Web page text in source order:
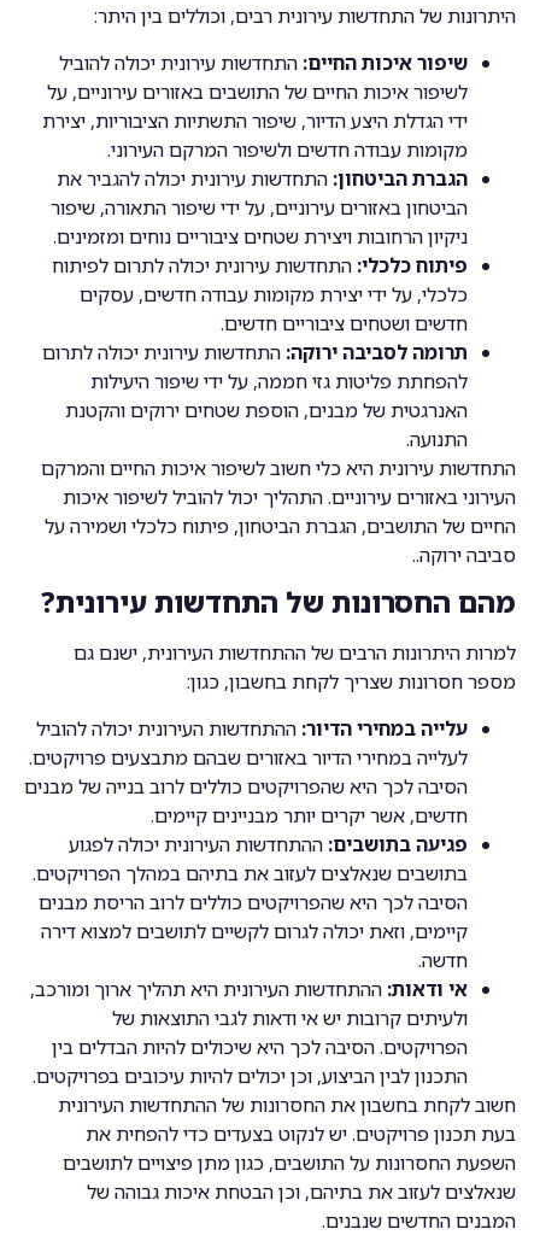
היתרונות של התחדשות עירונית רבים, וכוללים בין היתר:
שיפור איכות החיים: התחדשות עירונית יכולה להוביל
לשיפור איכות החיים של התושבים באזורים עירוניים, על
ידי הגדלת היצע הדיור, שיפור התשתיות הציבוריות, יצירת
מקומות עבודה חדשים ולשיפור המרקם העירוני.
הגברת הביטחון: התחדשות עירונית יכולה להגביר את
הביטחון באזורים עירוניים, על ידי שיפור התאורה, שיפור
ניקיון הרחובות ויצירת שטחים ציבוריים נוחים ומזמינים.
פיתוח כלכלי: התחדשות עירונית יכולה לתרום לפיתוח
כלכלי, על ידי יצירת מקומות עבודה חדשים, עסקים
חדשים ושטחים ציבוריים חדשים.
תרומה לסביבה ירוקה: התחדשות עירונית יכולה לתרום
להפחתת פליטות גזי חממה, על ידי שיפור היעילות
האנרגטית של מבנים, הוספת שטחים ירוקים והקטנת
התנועה.
התחדשות עירונית היא כלי חשוב לשיפור איכות החיים והמרקם
העירוני באזורים עירוניים. התהליך יכול להוביל לשיפור איכות
החיים של התושבים, הגברת הביטחון, פיתוח כלכלי ושמירה על
סביבה ירוקה..
מהם החסרונות של התחדשות עירונית?
למרות היתרונות הרבים של ההתחדשות העירונית, ישנם גם
מספר חסרונות שצריך לקחת בחשבון, כגון:
עלייה במחירי הדיור: ההתחדשות העירונית יכולה להוביל
לעלייה במחירי הדיור באזורים שבהם מתבצעים פרויקטים.
הסיבה לכך היא שהפרויקטים כוללים לרוב בנייה של מבנים
חדשים, אשר יקרים יותר מבניינים קיימים.
פגיעה בתושבים: ההתחדשות העירונית יכולה לפגוע
בתושבים שנאלצים לעזוב את בתיהם במהלך הפרויקטים.
הסיבה לכך היא שהפרויקטים כוללים לרוב הריסת מבנים
קיימים, וזאת יכולה לגרום לקשיים לתושבים למצוא דירה
חדשה.
אי ודאות: ההתחדשות העירונית היא תהליך ארוך ומורכב,
ולעיתים קרובות יש אי ודאות לגבי התוצאות של
הפרויקטים. הסיבה לכך היא שיכולים להיות הבדלים בין
התכנון לבין הביצוע, וכן יכולים להיות עיכובים בפרויקטים.
חשוב לקחת בחשבון את החסרונות של ההתחדשות העירונית
בעת תכנון פרויקטים. יש לנקוט בצעדים כדי להפחית את
השפעת החסרונות על התושבים, כגון מתן פיצויים לתושבים
שנאלצים לעזוב את בתיהם, וכן הבטחת איכות גבוהה של
המבנים החדשים שנבנים.